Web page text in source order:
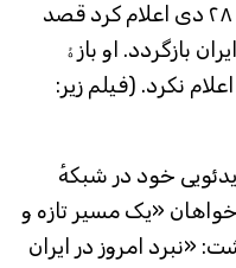
شاهزاده رضا پهلوی روز یک‌شنبه ۲۸ دی اعلام کرد قصد
بازگردد. او بازۀ
نکرد. (فیلم زیر:
خود در شبکهٔ
«یک مسیر تازه و
«نبرد امروز در ایران